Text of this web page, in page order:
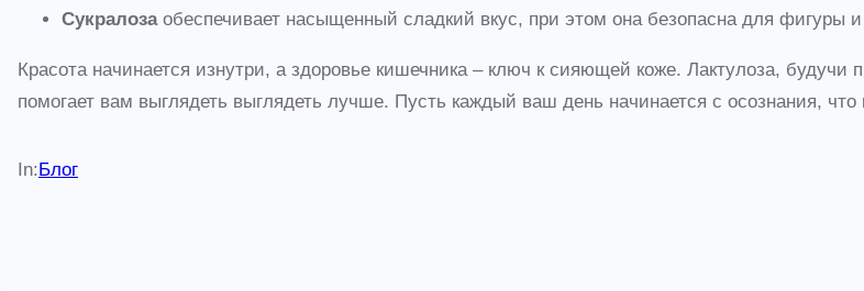
Сукралозаобеспечивает насыщенный сладкий вкус, при этом она безопасна для фигуры и
Красота начинается изнутри, а здоровье кишечника – ключ к сияющей коже. Лактулоза,
помогает вам выглядеть выглядеть лучше. Пусть каждый ваш день начинается с осознания, что
In: Блог